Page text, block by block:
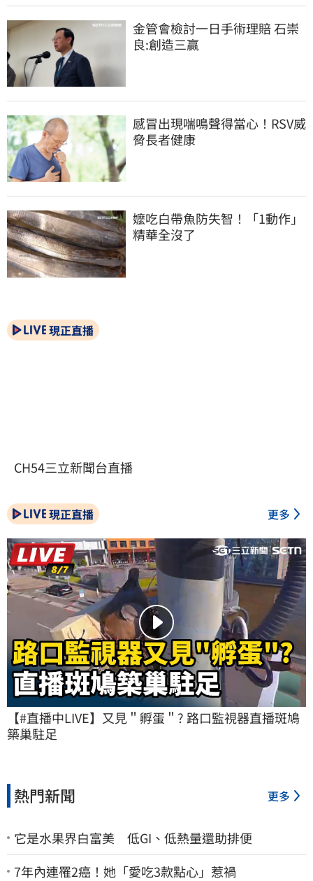
金管會檢討一日手術理賠 石崇
良:創造三贏
感冒出現喘鳴聲得當心！RSV威
脅長者健康
嬤吃白帶魚防失智！「1動作」
精華全沒了
現正直播
CH54三立新聞台直播
現正直播 更多
【#直播中LIVE】又見＂孵蛋＂? 路口監視器直播斑鳩
築巢駐足
熱門新聞 更多
它是水果界白富美 低GI、低熱量還助排便
7年內連罹2癌！她「愛吃3款點心」惹禍